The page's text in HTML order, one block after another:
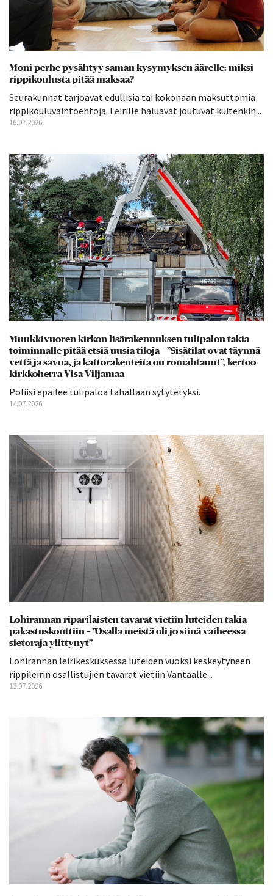
Moni perhe pysähtyy saman kysymyksen äärelle: miksi
rippikoulusta pitää maksaa?
Seurakunnat tarjoavat edullisia tai kokonaan maksuttomia
rippikouluvaihtoehtoja. Leirille haluavat joutuvat kuitenkin...
16.07.2026
Munkkivuoren kirkon lisärakennuksen tulipalon takia
toiminnalle pitää etsiä uusia tiloja – ”Sisätilat ovat täynnä
vettä ja savua, ja kattorakenteita on romahtanut”, kertoo
kirkkoherra Visa Viljamaa
Poliisi epäilee tulipaloa tahallaan sytytetyksi.
14.07.2026
Lohirannan riparilaisten tavarat vietiin luteiden takia
pakastuskonttiin – ”Osalla meistä oli jo siinä vaiheessa
sietoraja ylittynyt”
Lohirannan leirikeskuksessa luteiden vuoksi keskeytyneen
rippileirin osallistujien tavarat vietiin Vantaalle...
13.07.2026